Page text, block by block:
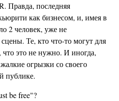
Правда, последняя
как бизнесом, и, имея в
2 человек, уже не
Те, кто что-то могут для
что это не нужно. И иногда,
огрызки со своего
публике.
be free"?